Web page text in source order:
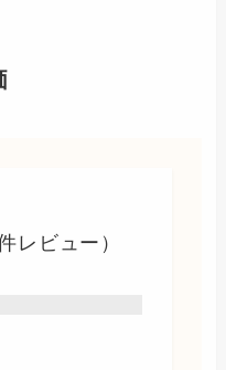
レビュー）